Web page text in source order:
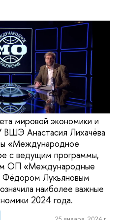
мировой экономики и
Анастасия Лихачёва
«Международное
с ведущим программы,
ОП «Международные
Лукьяновым
наиболее важные
2024 года.